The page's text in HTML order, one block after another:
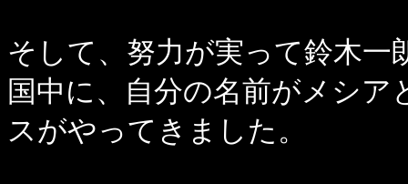
そして、努力が実って鈴木一
国中に、自分の名前がメシ
スがやってきました。